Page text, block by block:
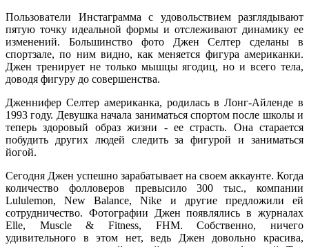
Пользователи Инстаграмма с удовольствием разглядывают
пятую точку идеальной формы и отслеживают динамику ее
изменений. Большинство фото Джен Селтер сделаны в
спортзале, по ним видно, как меняется фигура американки.
Джен тренирует не только мышцы ягодиц, но и всего тела,
доводя фигуру до совершенства.
Дженнифер Селтер американка, родилась в Лонг-Айленде в
1993 году. Девушка начала заниматься спортом после школы и
теперь здоровый образ жизни - ее страсть. Она старается
побудить других людей следить за фигурой и заниматься
йогой.
Сегодня Джен успешно зарабатывает на своем аккаунте. Когда
количество фолловеров превысило 300 тыс., компании
Lululemon, New Balance, Nike и другие предложили ей
сотрудничество. Фотографии Джен появлялись в журналах
Elle, Muscle & Fitness, FHM. Собственно, ничего
удивительного в этом нет, ведь Джен довольно красива,